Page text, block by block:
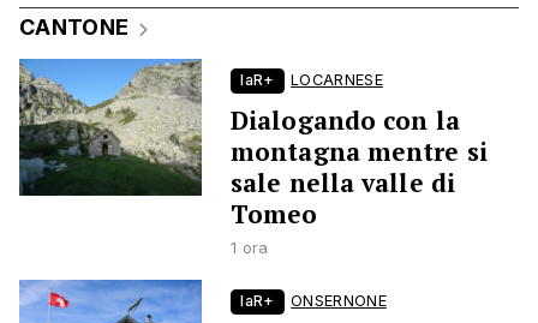
CANTONE
laR+ LOCARNESE
Dialogando con la
montagna mentre si
sale nella valle di
Tomeo
1 ora
laR+ ONSERNONE